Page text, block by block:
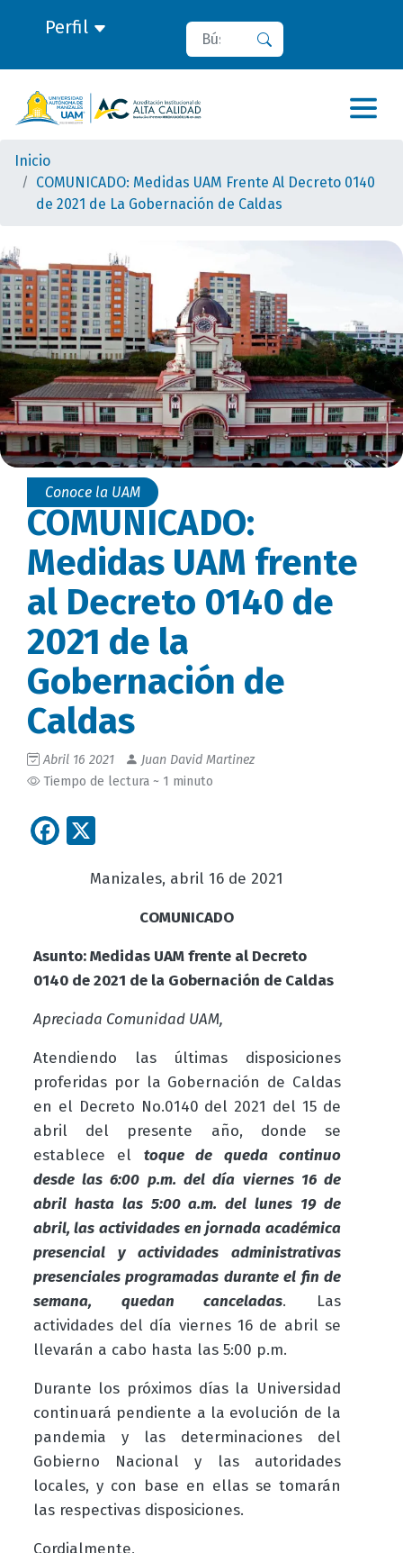
Perfil Buscar
Inicio
COMUNICADO: Medidas UAM Frente Al Decreto 0140
de 2021 de La Gobernación de Caldas
Conoce la UAM
COMUNICADO:
Medidas UAM frente
al Decreto 0140 de
2021 de la
Gobernación de
Caldas
Abril 16 2021
Juan David Martinez
Tiempo de lectura ~ 1 minuto
Facebook
Manizales, abril 16 de 2021
COMUNICADO
Asunto: Medidas UAM frente al Decreto
0140 de 2021 de la Gobernación de Caldas
Apreciada Comunidad UAM,
Atendiendo las últimas disposiciones
proferidas por la Gobernación de Caldas
en el Decreto No.0140 del 2021 del 15 de
abril del presente año, donde se
establece el toque de queda continuo
desde las 6:00 p.m. del día viernes 16 de
abril hasta las 5:00 a.m. del lunes 19 de
abril, las actividades en jornada académica
presencial y actividades administrativas
presenciales programadas durante el fin de
semana, quedan canceladas. Las
actividades del día viernes 16 de abril se
llevarán a cabo hasta las 5:00 p.m.
Durante los próximos días la Universidad
continuará pendiente a la evolución de la
pandemia y las determinaciones del
Gobierno Nacional y las autoridades
locales, y con base en ellas se tomarán
las respectivas disposiciones.
Cordialmente,